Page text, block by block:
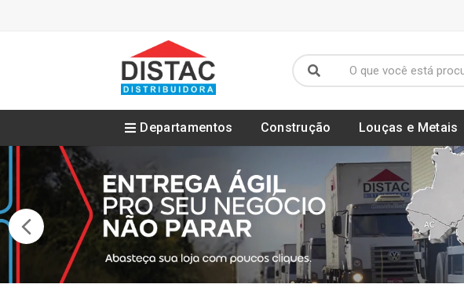
Departamentos Construção Louças e Metais